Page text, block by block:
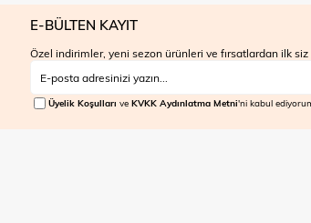
E-BÜLTEN KAYIT
Özel indirimler, yeni sezon ürünleri ve fırsatlardan ilk siz
Üyelik Koşulları ve KVKK Aydınlatma Metni'ni kabul